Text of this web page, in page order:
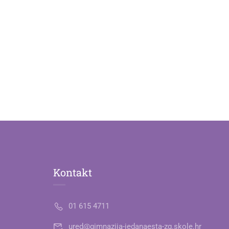
Kontakt
01 615 4711
ured@gimnazija-jedanaesta-zg.skole.hr